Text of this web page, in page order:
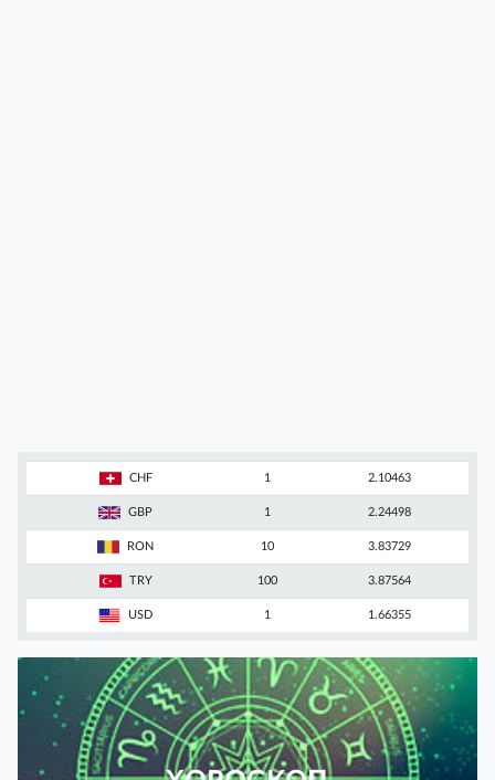
CHF 1 2.10463
GBP 1 2.24498
RON 10 3.83729
TRY 100 3.87564
USD 1 1.66355